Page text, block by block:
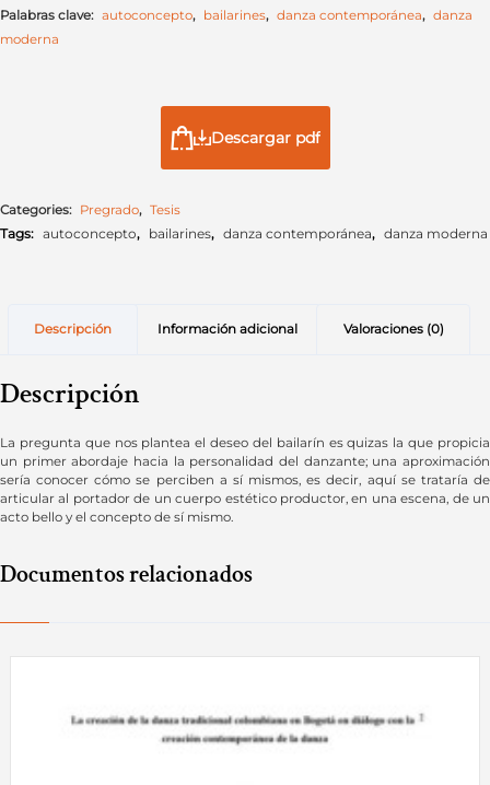
Palabras clave: autoconcepto, bailarines, danza contemporánea, danza
moderna
Descargar pdf
Categories: Pregrado, Tesis
Tags: autoconcepto, bailarines, danza contemporánea, danza moderna
Descripción Información adicional Valoraciones (0)
Descripción
La pregunta que nos plantea el deseo del bailarín es quizas la que propicia
un primer abordaje hacia la personalidad del danzante; una aproximación
sería conocer cómo se perciben a sí mismos, es decir, aquí se trataría de
articular al portador de un cuerpo estético productor, en una escena, de un
acto bello y el concepto de sí mismo.
Documentos relacionados